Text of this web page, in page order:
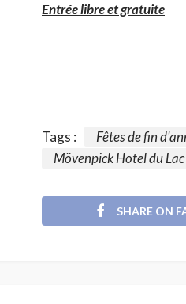
Entrée libre et gratuite
Tags : Fêtes de fin
Mövenpick Hotel du
SHARE ON